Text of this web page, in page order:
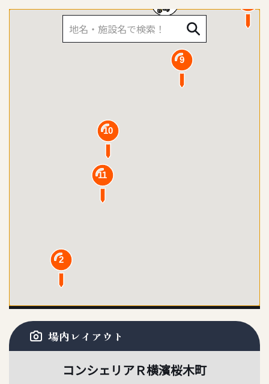
11
9
10
2
場内レイアウト
コンシェリアＲ横濱桜木町